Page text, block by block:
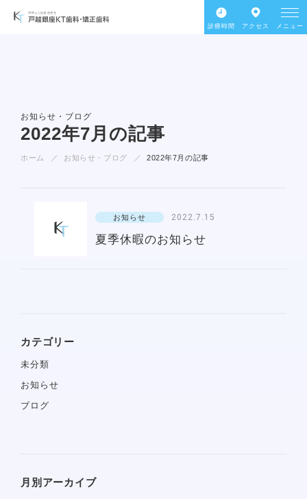
診療時間 アクセス メニュー
お知らせ・ブログ
2022年7月の記事
ホーム お知らせ・ブログ 2022年7月の記事
お知らせ 2022.7.15
夏季休暇のお知らせ
カテゴリー
未分類
お知らせ
ブログ
月別アーカイブ